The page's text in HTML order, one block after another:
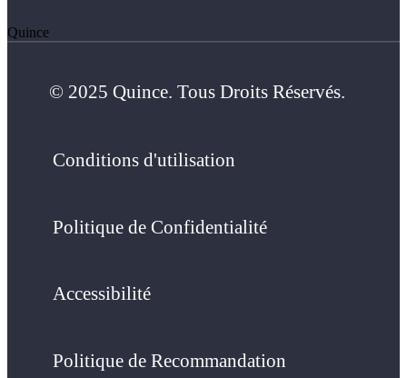
Quince
© 2025 Quince. Tous Droits Réservés.
Conditions d'utilisation
Politique de Confidentialité
Accessibilité
Politique de Recommandation